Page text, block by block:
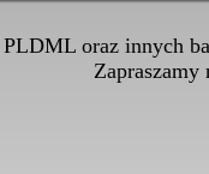
PLDML oraz innych
Zapraszamy